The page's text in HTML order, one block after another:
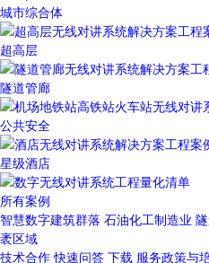
城市综合体
超高层
隧道管廊
公共安全
星级酒店
所有案例
智慧数字建筑群落 石油化工制造业
袤区域
技术合作 快速问答 下载 服务政策与